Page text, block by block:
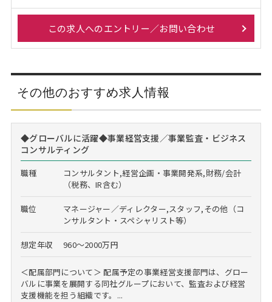
この求人へのエントリー／お問い合わせ
その他のおすすめ求人情報
◆グローバルに活躍◆事業経営支援／事業監査・ビジネス
コンサルティング
職種
コンサルタント,経営企画・事業開発系,財務/会計
（税務、IR含む）
職位
マネージャー／ディレクター,スタッフ,その他（コ
ンサルタント・スペシャリスト等）
想定年収 960～2000万円
＜配属部門について＞ 配属予定の事業経営支援部門は、グロー
バルに事業を展開する同社グループにおいて、監査および経営
支援機能を担う組織です。...